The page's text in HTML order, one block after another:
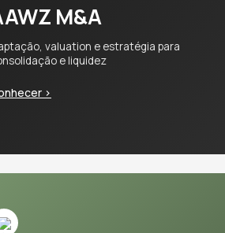
M&A
valuation e estratégia para
e liquidez
>